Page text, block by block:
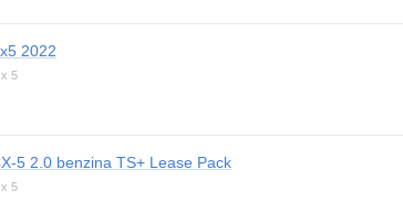
2022
5
5 2.0 benzina TS+ Lease Pack
5